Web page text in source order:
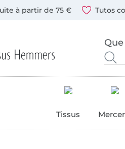
à partir de 75 € Tutos
Tissus
avec les modes de
sont : DHL et DPD